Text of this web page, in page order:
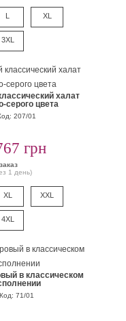
L XL
3XL
халат
серого цвета
207/01
грн
1 день)
XL XXL
4XL
в классическом
Код: 71/01